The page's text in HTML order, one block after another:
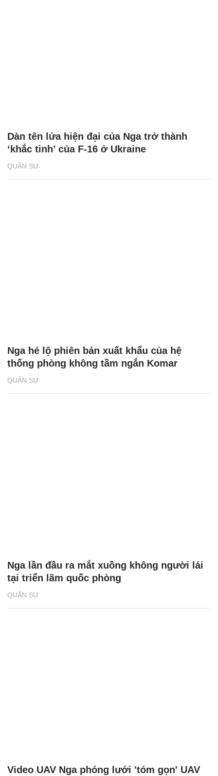
QUÂN SỰ
Dàn tên lửa hiện đại của Nga trở thành
‘khắc tinh’ của F-16 ở Ukraine
QUÂN SỰ
Nga hé lộ phiên bản xuất khẩu của hệ
thống phòng không tầm ngắn Komar
QUÂN SỰ
Nga lần đầu ra mắt xuồng không người lái
tại triển lãm quốc phòng
Video UAV Nga phóng lưới 'tóm gọn' UAV